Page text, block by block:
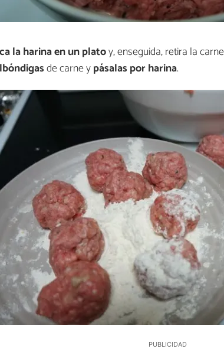
la harina en un platoy, enseguida, retira la
de carne ypásalas por harina.